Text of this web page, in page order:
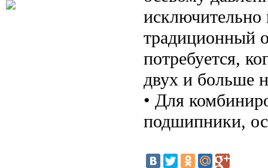
исключительно
традиционный
потребуется,
двух и больше
• Для
подшипники,